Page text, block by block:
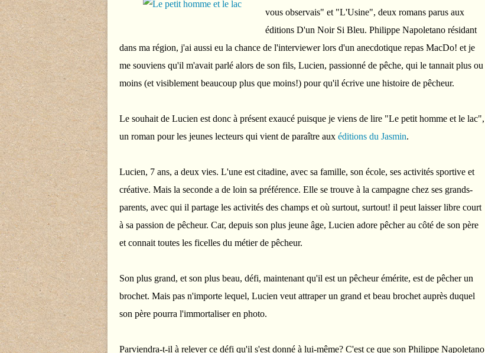
vous observais" et "L'Usine", deux romans parus aux
éditions D'un Noir Si Bleu. Philippe Napoletano résidant
dans ma région, j'ai aussi eu la chance de l'interviewer lors d'un anecdotique repas MacDo! et je
me souviens qu'il m'avait parlé alors de son fils, Lucien, passionné de pêche, qui le tannait plus ou
moins (et visiblement beaucoup plus que moins!) pour qu'il écrive une histoire de pêcheur.
Le souhait de Lucien est donc à présent exaucé puisque je viens de lire "Le petit homme et le lac",
un roman pour les jeunes lecteurs qui vient de paraître aux éditions du Jasmin.
Lucien, 7 ans, a deux vies. L'une est citadine, avec sa famille, son école, ses activités sportive et
créative. Mais la seconde a de loin sa préférence. Elle se trouve à la campagne chez ses grands-
parents, avec qui il partage les activités des champs et où surtout, surtout! il peut laisser libre court
à sa passion de pêcheur. Car, depuis son plus jeune âge, Lucien adore pêcher au côté de son père
et connait toutes les ficelles du métier de pêcheur.
Son plus grand, et son plus beau, défi, maintenant qu'il est un pêcheur émérite, est de pêcher un
brochet. Mais pas n'importe lequel, Lucien veut attraper un grand et beau brochet auprès duquel
son père pourra l'immortaliser en photo.
Parviendra-t-il à relever ce défi qu'il s'est donné à lui-même? C'est ce que son Philippe Napoletano